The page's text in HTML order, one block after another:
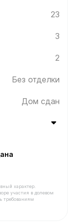
23
3
2
Без отделки
Дом сдан
характер.
участия в долевом
требованиям